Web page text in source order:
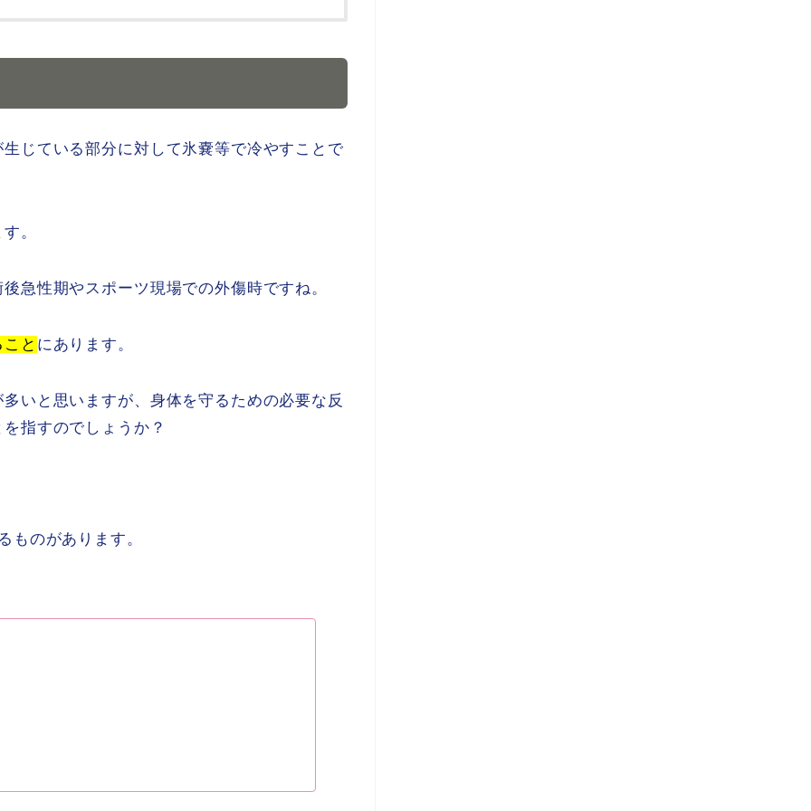
じている部分に対して氷嚢等で冷やすことで
。
急性期やスポーツ現場での外傷時ですね。
と にあります。
いと思いますが、身体を守るための必要な反
指すのでしょうか？
ものがあります。